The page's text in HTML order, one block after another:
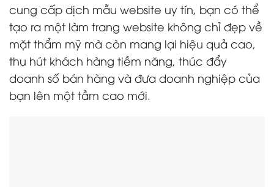
cung cấp dịch mẫu website uy tín, bạn có thể
tạo ra một làm trang website không chỉ đẹp về
mặt thẩm mỹ mà còn mang lại hiệu quả cao,
thu hút khách hàng tiềm năng, thúc đẩy
doanh số bán hàng và đưa doanh nghiệp của
bạn lên một tầm cao mới.